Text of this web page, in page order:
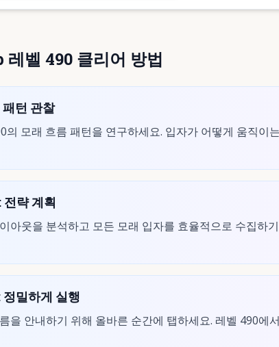
벨 490 클리어 방법
패턴 관찰
의 모래 흐름 패턴을 연구하세요. 입자가 어떻게 움직이
: 전략 계획
아웃을 분석하고 모든 모래 입자를 효율적으로 수집하
정밀하게 실행
을 안내하기 위해 올바른 순간에 탭하세요. 레벨 490에